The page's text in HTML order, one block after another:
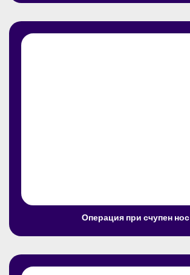
Операция при счупен нос